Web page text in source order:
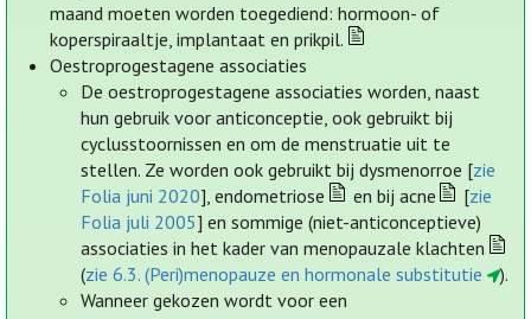
maand moeten worden toegediend: hormoon- of
koperspiraaltje, implantaat en prikpil.
Oestroprogestagene associaties
De oestroprogestagene associaties worden, naast
hun gebruik voor anticonceptie, ook gebruikt bij
cyclusstoornissen en om de menstruatie uit te
stellen. Ze worden ook gebruikt bij dysmenorroe [zie
Folia juni 2020], endometriose en bij acne [zie
Folia juli 2005] en sommige (niet-anticonceptieve)
associaties in het kader van menopauzale klachten
(zie 6.3. (Peri)menopauze en hormonale substitutie
).
Wanneer gekozen wordt voor een